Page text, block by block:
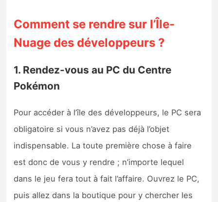
Comment se rendre sur l’Île-
Nuage des développeurs ?
1. Rendez-vous au PC du Centre
Pokémon
Pour accéder à l’île des développeurs, le PC sera
obligatoire si vous n’avez pas déjà l’objet
indispensable. La toute première chose à faire
est donc de vous y rendre ; n’importe lequel
dans le jeu fera tout à fait l’affaire. Ouvrez le PC,
puis allez dans la boutique pour y chercher les